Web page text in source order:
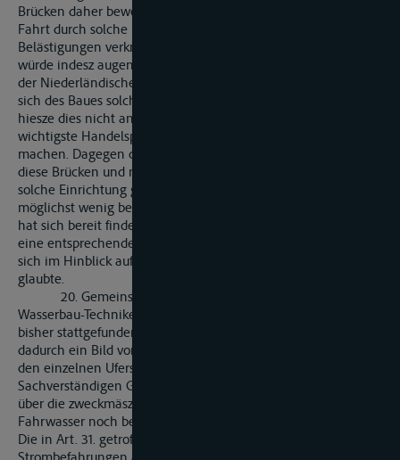
Brücken daher bewegliche Durchlässe erhalten. Dasz die
Fahrt durch solche Brücken an und für sich schon mit
Belästigungen verknüpft ist, unterliegt keinen Zweifel. Man
würde indesz augenscheinlich zu weit gehen, wenn man von
der Niederländischen Regierung verlangen wollte, dasz sie
sich des Baues solcher Brücken überhaupt enthalten sollte; es
hiesze dies nicht anderes, als ihr die Verbindung ihrer
wichtigste Handelsplätze durch Eisenbahnen unmöglich
machen. Dagegen darf allerdings verlangt werden, dasz sie
diese Brücken und namentlich den Durchlaszöffnungen eine
solche Einrichtung gebe, welche die Passage durch dieselben
möglichst wenig behindert. Die Niederländische Regierung
hat sich bereit finden lassen, im Schluszprotokoll unter Nr. 7.
eine entsprechende Erklärung abzugeben, bei welcher man
sich im Hinblick auf den Art. I der Akte beruhigen zu können
glaubte.
20. Gemeinschaftliche Strombefahrungen durch
Wasserbau-Techniker sämmtlicher Uferstaaten haben schon
bisher stattgefunden. Sie sind insofern von Nutzen, als
dadurch ein Bild von den Fortschritten der Stromkorrektion in
den einzelnen Uferstaaten gewonnen und den
Sachverständigen Gelegenheit geboten wird, ihre Ansicht
über die zweckmäszigsten Mittel zur Abhülfe der im
Fahrwasser noch bestehenden Mangen auszutauschen.
Die in Art. 31. getroffene Verabredung, dasz solche